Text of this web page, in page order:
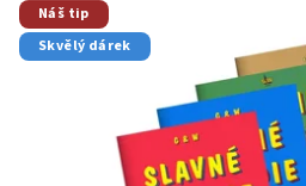
Náš tip
Skvělý dárek